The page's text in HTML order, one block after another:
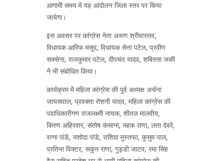
आगामी समय में यह आंदोलन जिला स्तर पर किया
जायेगा।
इस अवसर पर कांग्रेस नेता अरूण श्रीवास्तव,
विधायक आरिफ मसूद, विधायक सेना पटेल, प्रवीण
सक्सेना, राजकुमार पटेल, दीपचंद यादव, शबिस्ता जकी
ने भी संबोधित किया।
कार्यक्रम में महिला कांग्रेस की पूर्व अध्यक्ष अर्चना
जायसवाल, प्रवक्ता रोशनी यादव, महिला कांग्रेस की
पदाधिकारीगण राजलक्ष्मी नायक, शीतल मालवीय,
किरण अहिरवार, संतोष कंसाना, महक राणा, लता देवरे,
रत्ना पांडे, यशोदा पांडे, राशिदा मुस्तफा, कुसुम पाल,
प्रतिभा विक्टर, सकुन राणा, गुड्डी जाटव, रमा सिंह